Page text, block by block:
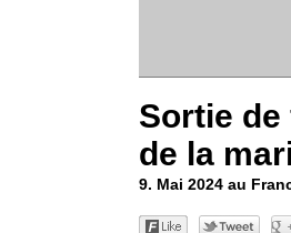
Sortie de
de la
9. Mai 2024 au